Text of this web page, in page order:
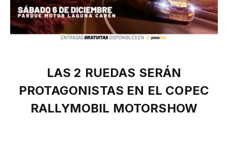
LAS 2 RUEDAS SERÁN
PROTAGONISTAS EN EL COPEC
RALLYMOBIL MOTORSHOW